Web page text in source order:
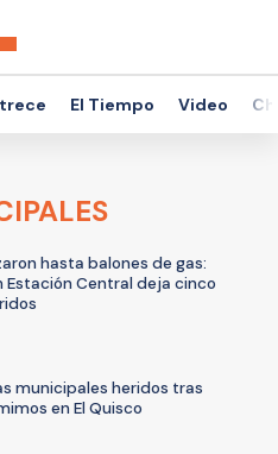
El Tiempo Video
hasta balones de gas:
Estación Central deja cinco
municipales heridos tras
en El Quisco